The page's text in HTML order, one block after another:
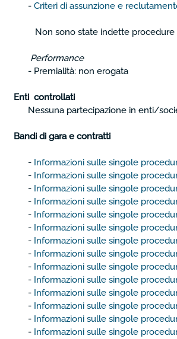
- Criteri di assunzione e
Non sono state indette procedure
Performance
- Premialità: non erogata
Enti controllati
Nessuna partecipazione in enti/
Bandi di gara e contratti
- Informazioni sulle singole
- Informazioni sulle singole
- Informazioni sulle singole
- Informazioni sulle singole
- Informazioni sulle singole
- Informazioni sulle singole
- Informazioni sulle singole
- Informazioni sulle singole
- Informazioni sulle singole
- Informazioni sulle singole
- Informazioni sulle singole
- Informazioni sulle singole
- Informazioni sulle singole
- Informazioni sulle singole